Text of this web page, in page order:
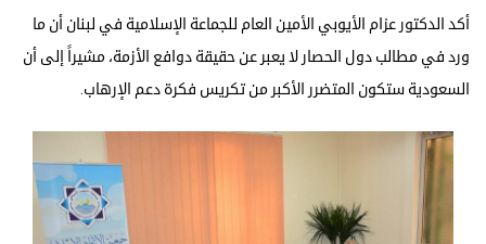
أكد الدكتور عزام الأيوبي الأمين العام للجماعة الإسلامية في لبنان أن ما
ورد في مطالب دول الحصار لا يعبر عن حقيقة دوافع الأزمة، مشيراً إلى أن
السعودية ستكون المتضرر الأكبر من تكريس فكرة دعم الإرهاب.